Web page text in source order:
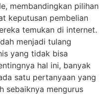
membandingkan pilihan
keputusan pembelian
temukan di internet.
menjadi tulang
yang tidak bisa
hal ini, banyak
satu pertanyaan yang
sebaiknya mengurus